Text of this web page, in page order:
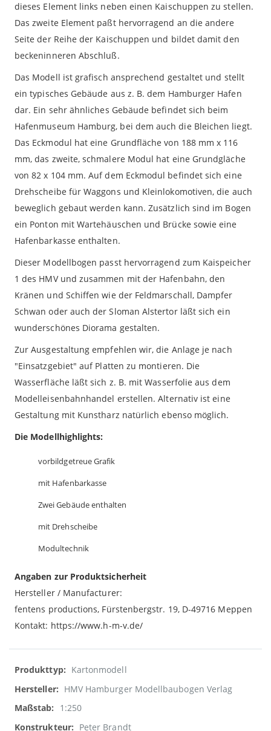
dieses Element links neben einen Kaischuppen zu stellen.
Das zweite Element paßt hervorragend an die andere
Seite der Reihe der Kaischuppen und bildet damit den
beckeninneren Abschluß.
Das Modell ist grafisch ansprechend gestaltet und stellt
ein typisches Gebäude aus z. B. dem Hamburger Hafen
dar. Ein sehr ähnliches Gebäude befindet sich beim
Hafenmuseum Hamburg, bei dem auch die Bleichen liegt.
Das Eckmodul hat eine Grundfläche von 188 mm x 116
mm, das zweite, schmalere Modul hat eine Grundgläche
von 82 x 104 mm. Auf dem Eckmodul befindet sich eine
Drehscheibe für Waggons und Kleinlokomotiven, die auch
beweglich gebaut werden kann. Zusätzlich sind im Bogen
ein Ponton mit Wartehäuschen und Brücke sowie eine
Hafenbarkasse enthalten.
Dieser Modellbogen passt hervorragend zum Kaispeicher
1 des HMV und zusammen mit der Hafenbahn, den
Kränen und Schiffen wie der Feldmarschall, Dampfer
Schwan oder auch der Sloman Alstertor läßt sich ein
wunderschönes Diorama gestalten.
Zur Ausgestaltung empfehlen wir, die Anlage je nach
"Einsatzgebiet" auf Platten zu montieren. Die
Wasserfläche läßt sich z. B. mit Wasserfolie aus dem
Modelleisenbahnhandel erstellen. Alternativ ist eine
Gestaltung mit Kunstharz natürlich ebenso möglich.
Die Modellhighlights:
vorbildgetreue Grafik
mit Hafenbarkasse
Zwei Gebäude enthalten
mit Drehscheibe
Modultechnik
Angaben zur Produktsicherheit
Hersteller / Manufacturer:
fentens productions, Fürstenbergstr. 19, D-49716 Meppen
Kontakt: https://www.h-m-v.de/
Weitere
Informationen
Kartonmodell
HMV Hamburger Modellbaubogen Verlag
1:250
Peter Brandt